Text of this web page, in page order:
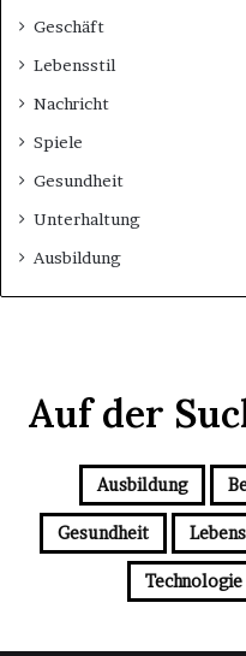
Geschäft
Lebensstil
Nachricht
Spiele
Gesundheit
Unterhaltung
Ausbildung
Auf der
Ausbildung
Gesundheit
Technologie